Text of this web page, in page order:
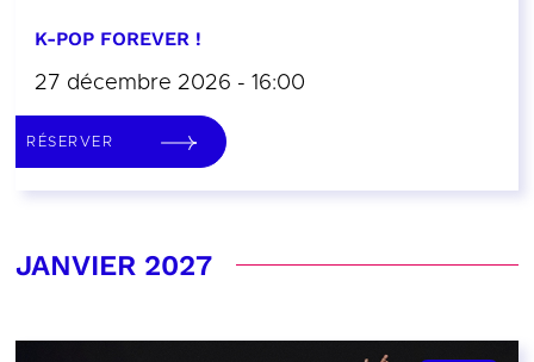
K-POP FOREVER !
27 décembre 2026 - 16:00
RÉSERVER
JANVIER 2027